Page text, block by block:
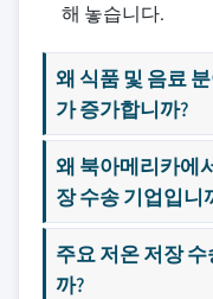
해 놓습니다.
왜 식품 및 음료
가 증가합니까?
왜 북아메리카에
장 수송 기업입니
주요 저온 저장
까?